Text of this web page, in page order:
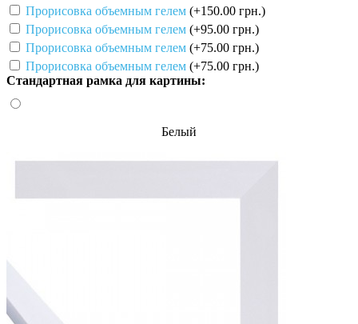
Прорисовка объемным гелем (+150.00 грн.)
Прорисовка объемным гелем (+95.00 грн.)
Прорисовка объемным гелем (+75.00 грн.)
Прорисовка объемным гелем (+75.00 грн.)
Стандартная рамка для картины:
Белый